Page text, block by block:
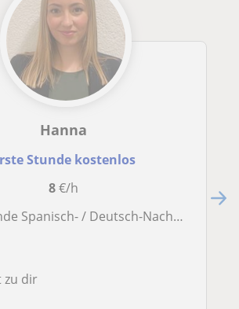
Hanna
Stunde kostenlos
8€/h
Spanisch- / Deutsch-Nachhilfe
zu dir